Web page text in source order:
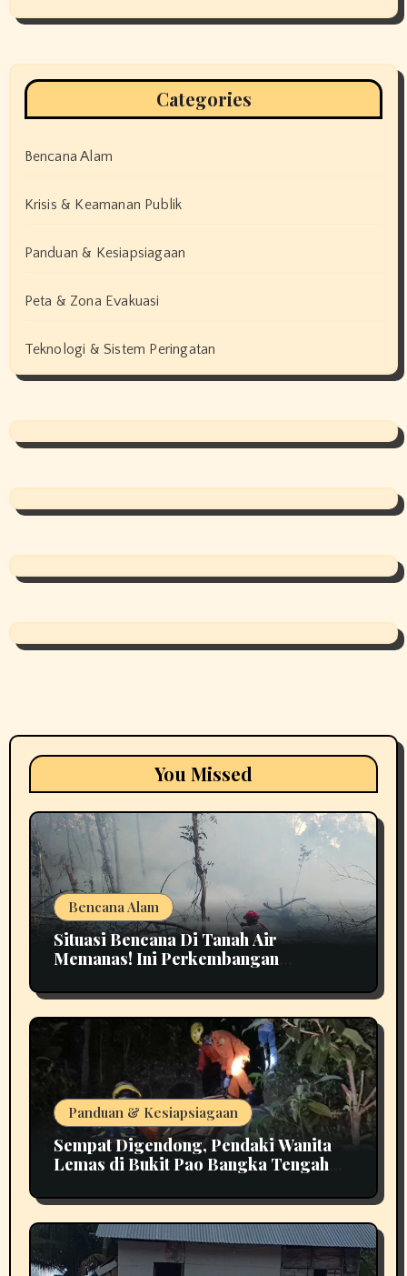
Categories
Bencana Alam
Krisis & Keamanan Publik
Panduan & Kesiapsiagaan
Peta & Zona Evakuasi
Teknologi & Sistem Peringatan
You Missed
Bencana Alam
Situasi Bencana Di Tanah Air
Memanas! Ini Perkembangan
Panduan & Kesiapsiagaan
Sempat Digendong, Pendaki Wanita
Lemas di Bukit Pao Bangka Tengah